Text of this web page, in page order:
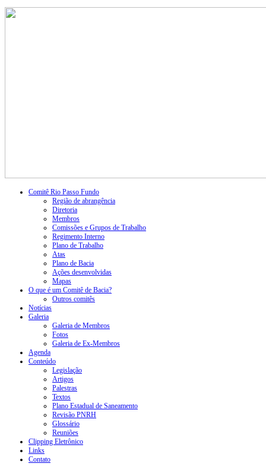
Comitê Rio Passo Fundo
Região de abrangência
Diretoria
Membros
Comissões e Grupos de Trabalho
Regimento Interno
Plano de Trabalho
Atas
Plano de Bacia
Ações desenvolvidas
Mapas
O que é um Comitê de Bacia?
Outros comitês
Notícias
Galeria
Galeria de Membros
Fotos
Galeria de Ex-Membros
Agenda
Conteúdo
Legislação
Artigos
Palestras
Textos
Plano Estadual de Saneamento
Revisão PNRH
Glossário
Reuniões
Clipping Eletrônico
Links
Contato